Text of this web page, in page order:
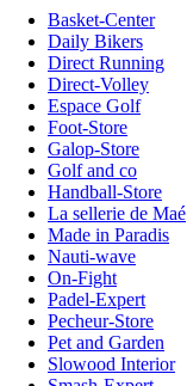
Basket-Center
Daily Bikers
Direct Running
Direct-Volley
Espace Golf
Foot-Store
Galop-Store
Golf and co
Handball-Store
La sellerie de Maé
Made in Paradis
Nauti-wave
On-Fight
Padel-Expert
Pecheur-Store
Pet and Garden
Slowood Interior